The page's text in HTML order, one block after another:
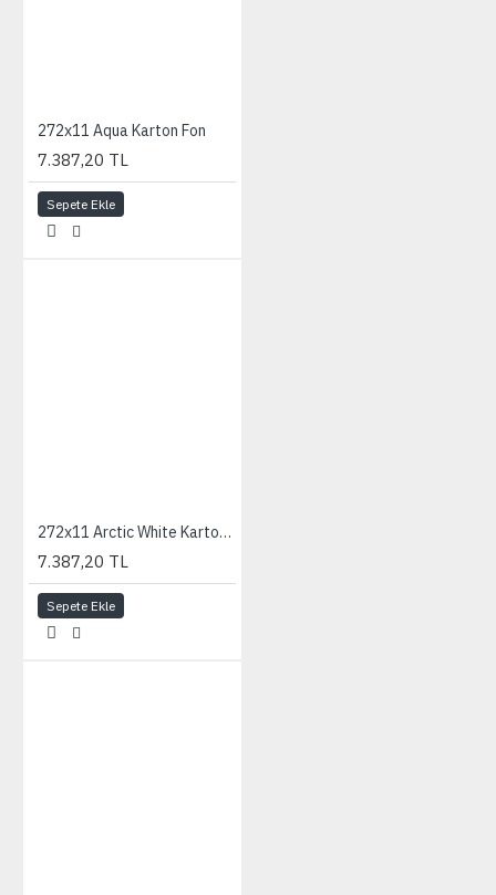
272x11 Aqua Karton Fon
7.387,20 TL
Sepete Ekle
272x11 Arctic White Karton Fon
7.387,20 TL
Sepete Ekle